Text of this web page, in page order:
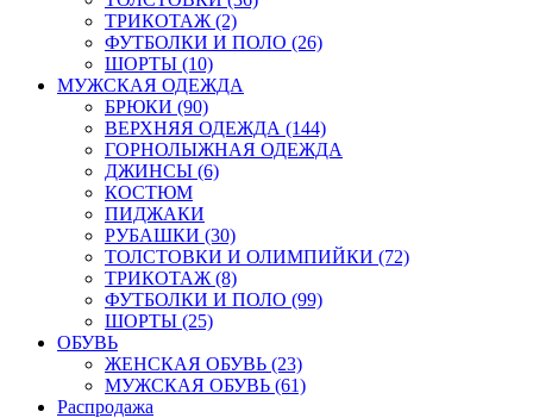
ТРИКОТАЖ (2)
ФУТБОЛКИ И ПОЛО (26)
ШОРТЫ (10)
МУЖСКАЯ ОДЕЖДА
БРЮКИ (90)
ВЕРХНЯЯ ОДЕЖДА (144)
ГОРНОЛЫЖНАЯ ОДЕЖДА
ДЖИНСЫ (6)
КОСТЮМ
ПИДЖАКИ
РУБАШКИ (30)
ТОЛСТОВКИ И ОЛИМПИЙКИ (72)
ТРИКОТАЖ (8)
ФУТБОЛКИ И ПОЛО (99)
ШОРТЫ (25)
ОБУВЬ
ЖЕНСКАЯ ОБУВЬ (23)
МУЖСКАЯ ОБУВЬ (61)
Распродажа